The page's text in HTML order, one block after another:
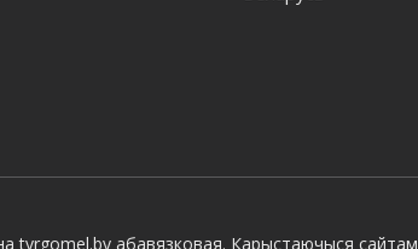
tvrgomel.by абавязковая. Карыстаючыся